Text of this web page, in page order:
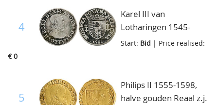
Kz. lelie-kruis met in de
hoeken burchtjes en
adelaars, vGH.186-4,
ruim fraai
4
Karel III van
Lotharingen 1545-
1608, pretendent van
2, bijna zeer fraai
Start: Bid | Price realised:
€ 0
5
Philips II 1555-1598,
halve gouden Reaal z.j.